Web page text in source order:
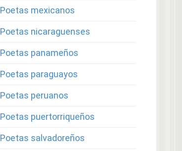
Poetas mexicanos
Poetas nicaraguenses
Poetas panameños
Poetas paraguayos
Poetas peruanos
Poetas puertorriqueños
Poetas salvadoreños